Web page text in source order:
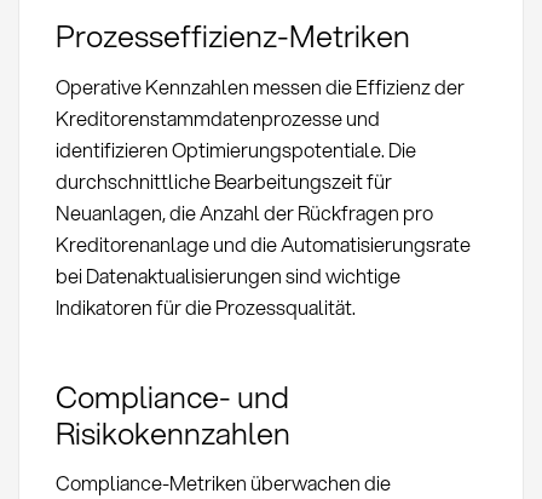
Prozesseffizienz-Metriken
Operative Kennzahlen messen die Effizienz der
Kreditorenstammdatenprozesse und
identifizieren Optimierungspotentiale. Die
durchschnittliche Bearbeitungszeit für
Neuanlagen, die Anzahl der Rückfragen pro
Kreditorenanlage und die Automatisierungsrate
bei Datenaktualisierungen sind wichtige
Indikatoren für die Prozessqualität.
Compliance- und
Risikokennzahlen
Compliance-Metriken überwachen die